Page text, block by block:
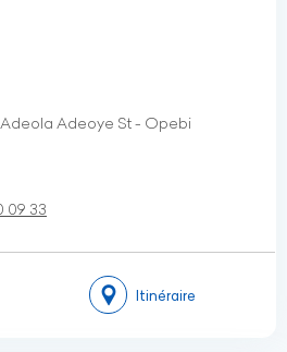
Adeola Adeoye St - Opebi
09 33
Itinéraire